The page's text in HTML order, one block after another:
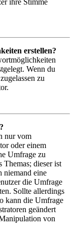
ihre Stimme
erstellen?
Wenn du
zu
nur vom
oder einem
Umfrage zu
Themas; dieser ist
niemand eine
die Umfrage
Sollte allerdings
kann die Umfrage
geändert
von